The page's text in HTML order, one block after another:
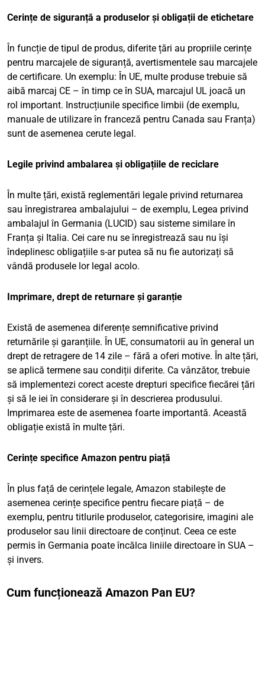
Cerințe de siguranță a produselor și obligații de etichetare
În funcție de tipul de produs, diferite țări au propriile cerințe
pentru marcajele de siguranță, avertismentele sau marcajele
de certificare. Un exemplu: În UE, multe produse trebuie să
aibă marcaj CE – în timp ce în SUA, marcajul UL joacă un
rol important. Instrucțiunile specifice limbii (de exemplu,
manuale de utilizare în franceză pentru Canada sau Franța)
sunt de asemenea cerute legal.
Legile privind ambalarea și obligațiile de reciclare
În multe țări, există reglementări legale privind returnarea
sau înregistrarea ambalajului – de exemplu, Legea privind
ambalajul în Germania (LUCID) sau sisteme similare în
Franța și Italia. Cei care nu se înregistrează sau nu își
îndeplinesc obligațiile s-ar putea să nu fie autorizați să
vândă produsele lor legal acolo.
Imprimare, drept de returnare și garanție
Există de asemenea diferențe semnificative privind
returnările și garanțiile. În UE, consumatorii au în general un
drept de retragere de 14 zile – fără a oferi motive. În alte țări,
se aplică termene sau condiții diferite. Ca vânzător, trebuie
să implementezi corect aceste drepturi specifice fiecărei țări
și să le iei în considerare și în descrierea produsului.
Imprimarea este de asemenea foarte importantă. Această
obligație există în multe țări.
Cerințe specifice Amazon pentru piață
În plus față de cerințele legale, Amazon stabilește de
asemenea cerințe specifice pentru fiecare piață – de
exemplu, pentru titlurile produselor, categorisire, imagini ale
produselor sau linii directoare de conținut. Ceea ce este
permis în Germania poate încălca liniile directoare în SUA –
și invers.
Cum funcționează Amazon Pan EU?